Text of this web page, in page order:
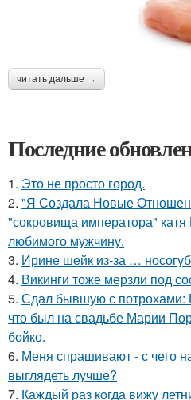
читать дальше →
Последние
1. Это не просто город.
2. "Я Создала Новые
"сокровища императора"
любимого мужчину.
3. Ирине шейк из-за …
4. Викинги тоже мерзли под
5. Сдал бывшую с потрохами:
что был на свадьбе Марии
бойко.
6. Меня спрашивают - с чего
выглядеть лучше?
7. Каждый раз когда вижу